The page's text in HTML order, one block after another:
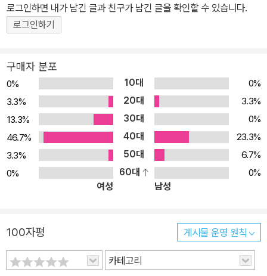
로그인하면 내가 남긴 글과 친구가 남긴 글을 확인할 수 있습니다.
로그인하기
구매자 분포
0% 10대
0%
3.3%
20대
3.3%
13.3%
30대
0%
46.7%
40대
23.3%
3.3%
50대
6.7%
0%
60대
0%
여성
남성
100자평 게시물 운영 원칙
카테고리